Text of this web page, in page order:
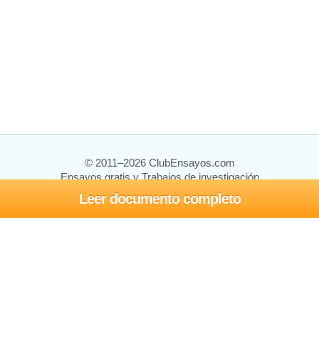
Leer documento completo
© 2011–2026 ClubEnsayos.com
Ensayos gratis y Trabajos de investigación